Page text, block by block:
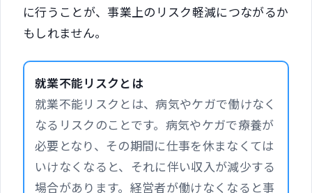
に行うことが、事業上のリスク軽減につながるか
もしれません。
就業不能リスクとは
就業不能リスクとは、病気やケガで働けなく
なるリスクのことです。病気やケガで療養が
必要となり、その期間に仕事を休まなくては
いけなくなると、それに伴い収入が減少する
場合があります。経営者が働けなくなると事